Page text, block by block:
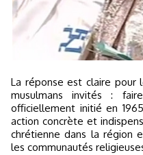
La réponse est claire pour les évêques et les responsables
musulmans invités :
officiellement initié en
action concrète et
chrétienne dans la région
les communautés